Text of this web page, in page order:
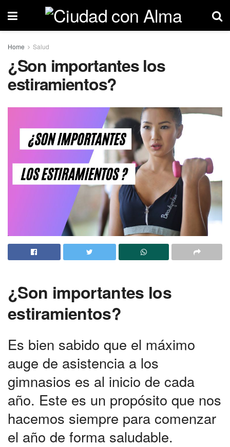
Home Salud
¿Son importantes los
estiramientos?
¿Son importantes los
estiramientos?
Es bien sabido que el máximo
auge de asistencia a los
gimnasios es al inicio de cada
año. Este es un propósito que nos
hacemos siempre para comenzar
el año de forma saludable.